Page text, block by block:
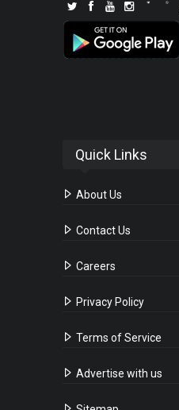
Quick Links
About Us
Contact Us
Careers
Privacy Policy
Terms of Service
Advertise with us